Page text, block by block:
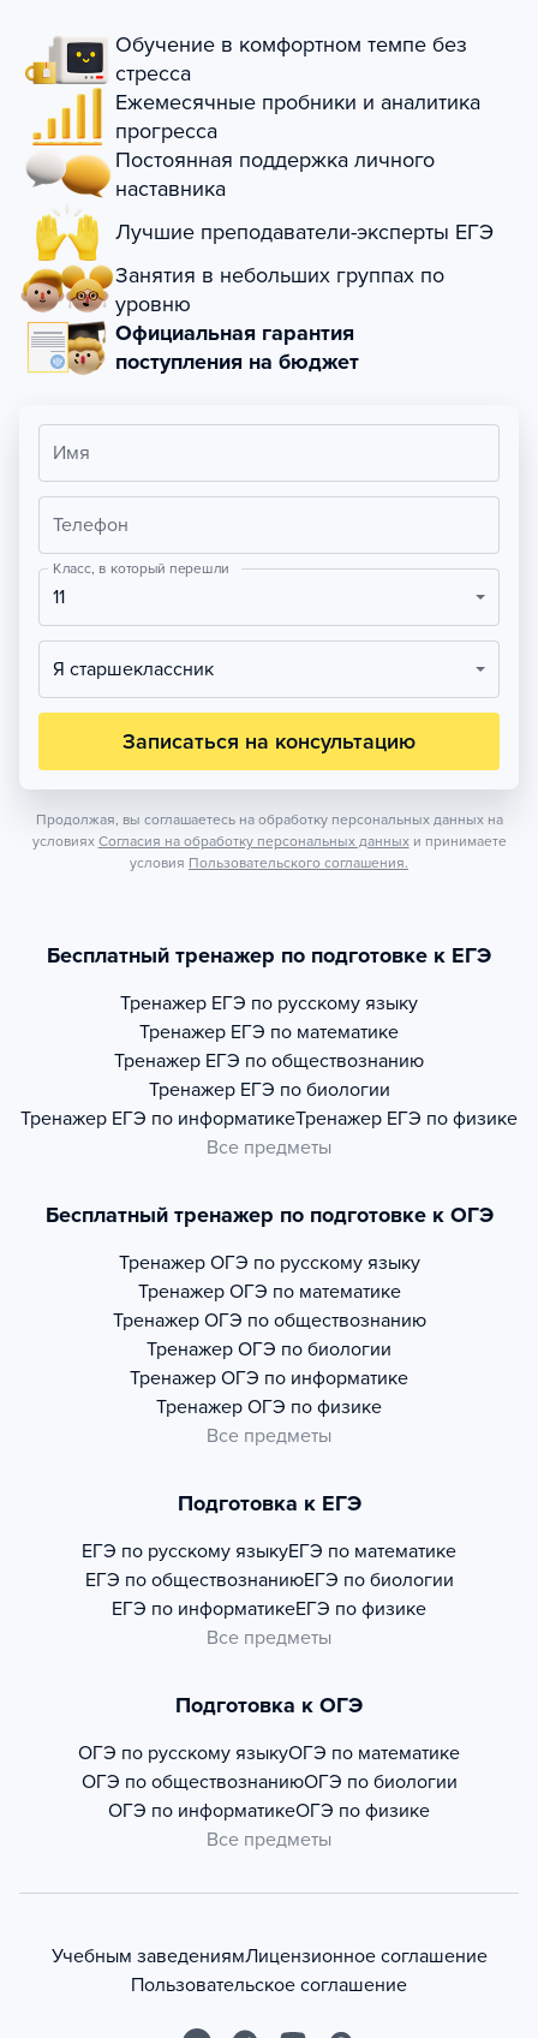
Обучение в комфортном темпе без
стресса
Ежемесячные пробники и аналитика
прогресса
Постоянная поддержка личного
наставника
Лучшие преподаватели-эксперты ЕГЭ
Занятия в небольших группах по
уровню
Официальная гарантия
поступления на бюджет
Имя
Телефон
Класс, в который перешли
11
Я старшеклассник
Записаться на консультацию
Продолжая, вы соглашаетесь на обработку персональных данных на
условиях Согласия на обработку персональных данных и принимаете
условия Пользовательского соглашения.
Бесплатный тренажер по подготовке к ЕГЭ
Тренажер ЕГЭ по русскому языку
Тренажер ЕГЭ по математике
Тренажер ЕГЭ по обществознанию
Тренажер ЕГЭ по биологии
Тренажер ЕГЭ по информатикеТренажер ЕГЭ по физике
Все предметы
Бесплатный тренажер по подготовке к ОГЭ
Тренажер ОГЭ по русскому языку
Тренажер ОГЭ по математике
Тренажер ОГЭ по обществознанию
Тренажер ОГЭ по биологии
Тренажер ОГЭ по информатике
Тренажер ОГЭ по физике
Все предметы
Подготовка к ЕГЭ
ЕГЭ по русскому языкуЕГЭ по математике
ЕГЭ по обществознаниюЕГЭ по биологии
ЕГЭ по информатикеЕГЭ по физике
Все предметы
Подготовка к ОГЭ
ОГЭ по русскому языкуОГЭ по математике
ОГЭ по обществознаниюОГЭ по биологии
ОГЭ по информатикеОГЭ по физике
Все предметы
Учебным заведениямЛицензионное соглашение
Пользовательское соглашение